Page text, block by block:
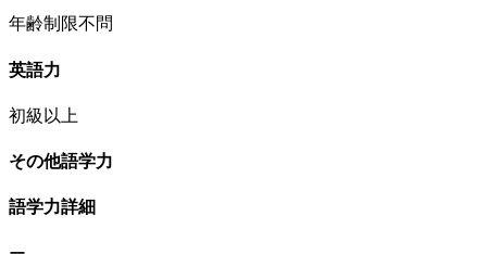
年齢制限不問
英語力
初級以上
その他語学力
語学力詳細